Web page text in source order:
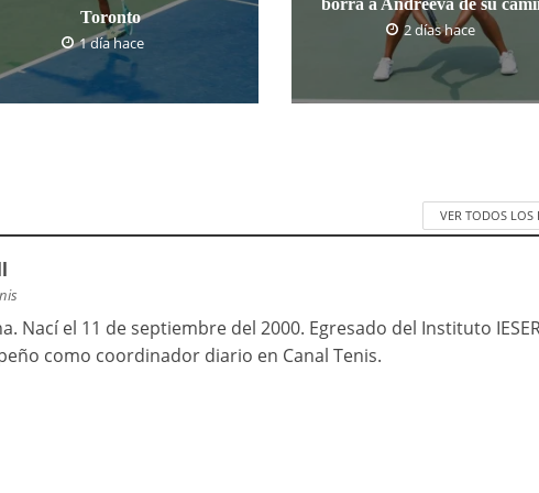
Toronto
1 día hace
borra a Andreeva de su
2 días hace
VER TODOS LOS
Nací el 11 de septiembre del 2000. Egresado del Instituto
como coordinador diario en Canal Tenis.